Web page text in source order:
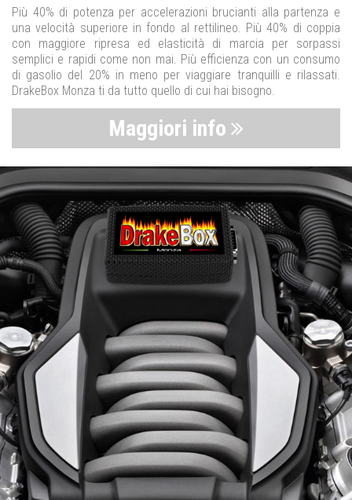
Più 40% di potenza per accelerazioni brucianti alla partenza e
una velocità superiore in fondo al rettilineo. Più 40% di coppia
con maggiore ripresa ed elasticità di marcia per sorpassi
semplici e rapidi come non mai. Più efficienza con un consumo
di gasolio del 20% in meno per viaggiare tranquilli e rilassati.
DrakeBox Monza ti da tutto quello di cui hai bisogno.
Maggiori info